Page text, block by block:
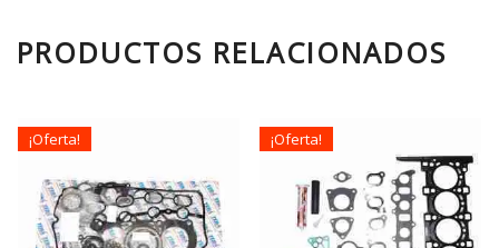
PRODUCTOS RELACIONADOS
¡Oferta! ¡Oferta!